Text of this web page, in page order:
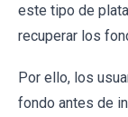
este tipo de
recuperar los
Por ello, los
fondo antes de